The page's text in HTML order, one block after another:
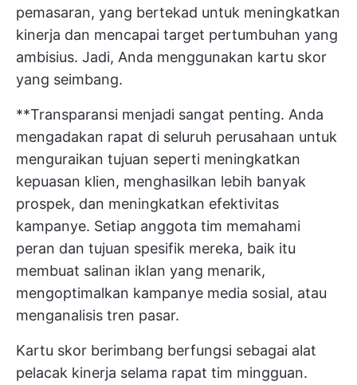
pemasaran, yang bertekad untuk meningkatkan
kinerja dan mencapai target pertumbuhan yang
ambisius. Jadi, Anda menggunakan kartu skor
yang seimbang.
**Transparansi menjadi sangat penting. Anda
mengadakan rapat di seluruh perusahaan untuk
menguraikan tujuan seperti meningkatkan
kepuasan klien, menghasilkan lebih banyak
prospek, dan meningkatkan efektivitas
kampanye. Setiap anggota tim memahami
peran dan tujuan spesifik mereka, baik itu
membuat salinan iklan yang menarik,
mengoptimalkan kampanye media sosial, atau
menganalisis tren pasar.
Kartu skor berimbang berfungsi sebagai alat
pelacak kinerja selama rapat tim mingguan.